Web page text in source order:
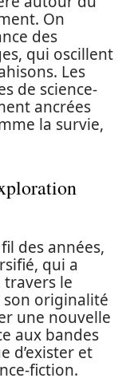
On
des
qui oscillent
Les
de science-
ancrées
la survie,
des années,
qui a
travers le
son originalité
une nouvelle
aux bandes
d’exister et
fiction.